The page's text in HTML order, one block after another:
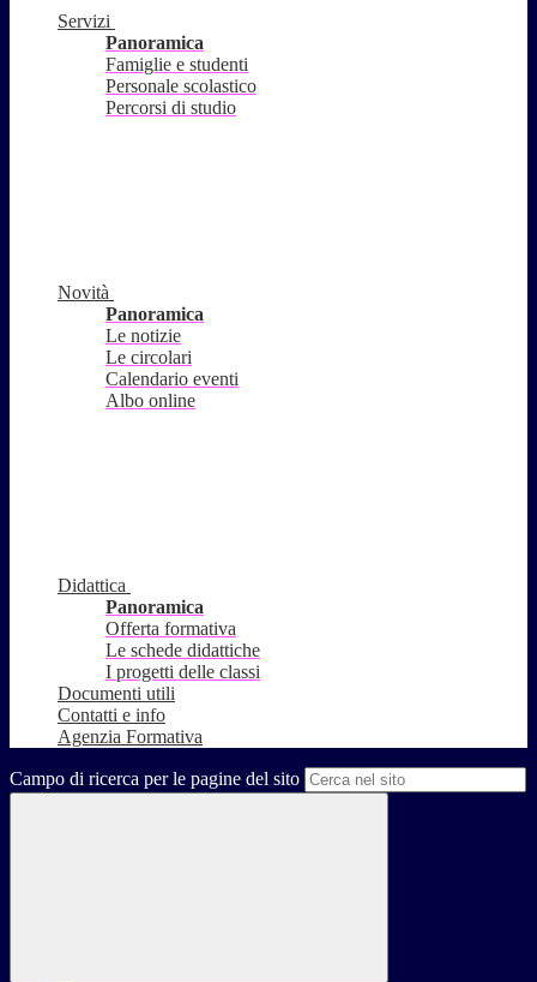
Servizi
Panoramica
Famiglie e studenti
Personale scolastico
Percorsi di studio
Novità
Panoramica
Le notizie
Le circolari
Calendario eventi
Albo online
Didattica
Panoramica
Offerta formativa
Le schede didattiche
I progetti delle classi
Documenti utili
Contatti e info
Agenzia Formativa
Campo di ricerca per le pagine del sito